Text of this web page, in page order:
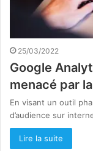
25/03/2022
Google
menacé par
En visant un outil
d’audience sur
Lire la suite